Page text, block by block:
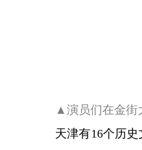
▲演员们在金街
天津有16个历